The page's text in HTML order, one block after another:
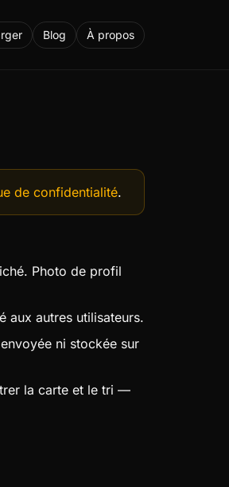
Blog À propos
de confidentialité.
Photo de profil
aux autres utilisateurs.
ni stockée sur
la carte et le tri —